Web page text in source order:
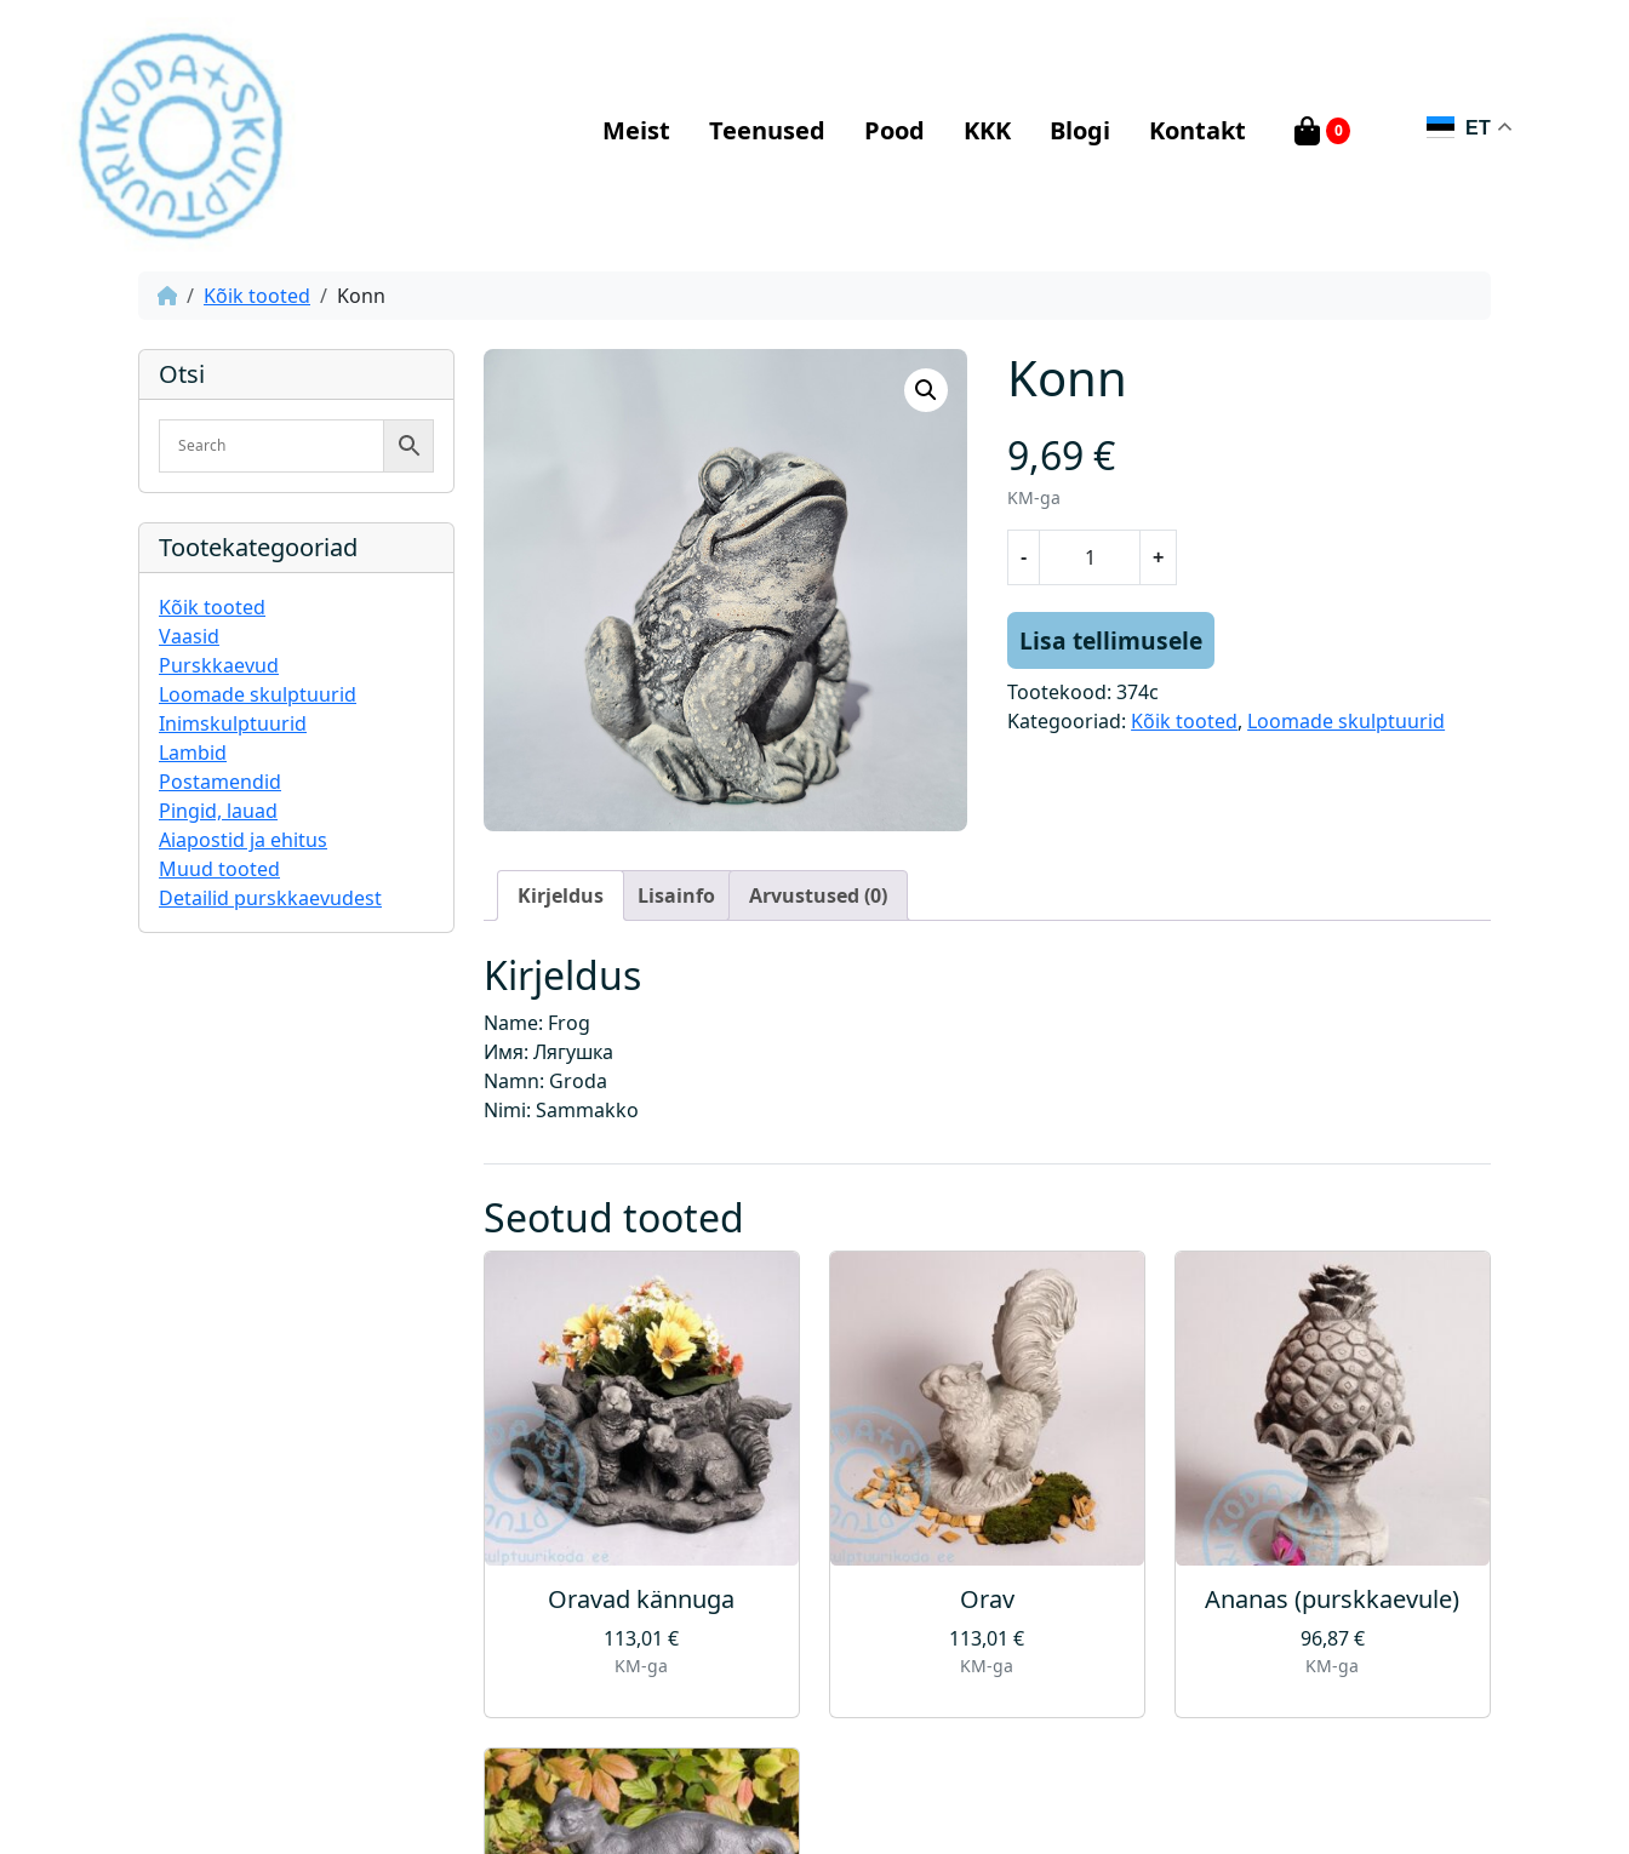
Meist Teenused Pood KKK Blogi Kontakt 0 ET
Kõik tooted Konn
Otsi
Tootekategooriad
Kõik tooted
Vaasid
Purskkaevud
Loomade skulptuurid
Inimskulptuurid
Lambid
Postamendid
Pingid, lauad
Aiapostid ja ehitus
Muud tooted
Detailid purskkaevudest
Konn
9,69€
KM-ga
-
k
o
g
+
Lisa tellimusele
Tootekood:374c
Kategooriad: Kõik tooted, Loomade skulptuurid
Kirjeldus Lisainfo Arvustused (0)
Kirjeldus
Name: Frog
Имя: Лягушка
Namn: Groda
Nimi: Sammakko
Seotud tooted
Oravad kännuga
113,01€
KM-ga
Orav
113,01€
KM-ga
Ananas (purskkaevule)
96,87€
KM-ga